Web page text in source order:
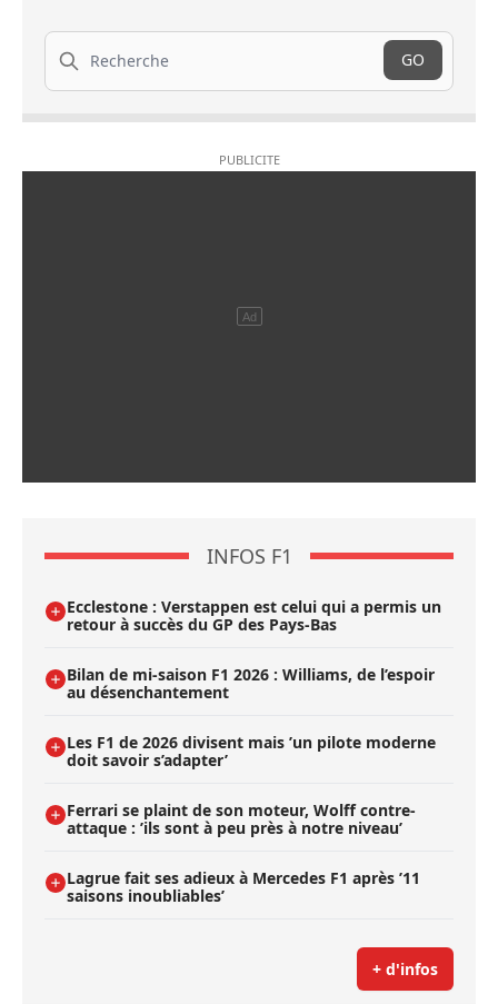
Recherche
GO
INFOS F1
Ecclestone : Verstappen est celui qui a permis un
retour à succès du GP des Pays-Bas
Bilan de mi-saison F1 2026 : Williams, de l’espoir
au désenchantement
Les F1 de 2026 divisent mais ’un pilote moderne
doit savoir s’adapter’
Ferrari se plaint de son moteur, Wolff contre-
attaque : ’ils sont à peu près à notre niveau’
Lagrue fait ses adieux à Mercedes F1 après ’11
saisons inoubliables’
+ d'infos